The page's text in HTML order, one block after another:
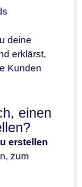
deine
erklärst,
Kunden
einen
erstellen
zum